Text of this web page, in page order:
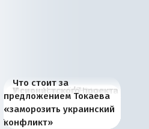
В России назрели
перемены: 15 шагов к
суверенной экономике
Миграционный пожар
Европы
Россия начинает
сбрасывать балласт
Анкориджа
Россия зимой 1904
года: первые уступки во
внутренней политике
Русская нация вчера и
сегодня
Почему правый крах в
Варшаве не поможет её
отношениям с Россией?
Место Науру / Науэро в
современной истории
Южной Осетии
У сионистского проекта
появилось украинское
измерение
Что стоит за
предложением Токаева
«заморозить украинский
конфликт»